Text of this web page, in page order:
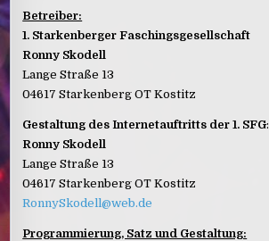
Betreiber:
1. Starkenberger Faschingsgesellschaft
Ronny Skodell
Lange Straße 13
04617 Starkenberg OT Kostitz
Gestaltung des Internetauftritts der 1. SFG:
Ronny Skodell
Lange Straße 13
04617 Starkenberg OT Kostitz
RonnySkodell@web.de
Programmierung, Satz und Gestaltung: